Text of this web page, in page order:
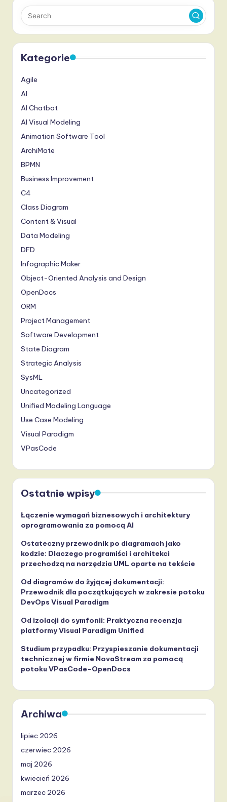
Kategorie
Agile
AI
AI Chatbot
AI Visual Modeling
Animation Software Tool
ArchiMate
BPMN
Business Improvement
C4
Class Diagram
Content & Visual
Data Modeling
DFD
Infographic Maker
Object-Oriented Analysis and Design
OpenDocs
ORM
Project Management
Software Development
State Diagram
Strategic Analysis
SysML
Uncategorized
Unified Modeling Language
Use Case Modeling
Visual Paradigm
VPasCode
Ostatnie wpisy
Łączenie wymagań biznesowych i architektury
oprogramowania za pomocą AI
Ostateczny przewodnik po diagramach jako
kodzie: Dlaczego programiści i architekci
przechodzą na narzędzia UML oparte na tekście
Od diagramów do żyjącej dokumentacji:
Przewodnik dla początkujących w zakresie potoku
DevOps Visual Paradigm
Od izolacji do symfonii: Praktyczna recenzja
platformy Visual Paradigm Unified
Studium przypadku: Przyspieszanie dokumentacji
technicznej w firmie NovaStream za pomocą
potoku VPasCode-OpenDocs
Archiwa
lipiec 2026
czerwiec 2026
maj 2026
kwiecień 2026
marzec 2026